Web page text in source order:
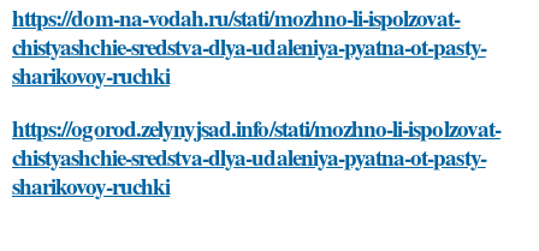
https://dom-na-vodah.ru/stati/mozhno-li-ispolzovat-
chistyashchie-sredstva-dlya-udaleniya-pyatna-ot-pasty-
sharikovoy-ruchki
https://ogorod.zelynyjsad.info/stati/mozhno-li-ispolzovat-
chistyashchie-sredstva-dlya-udaleniya-pyatna-ot-pasty-
sharikovoy-ruchki